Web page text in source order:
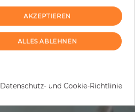
AKZEPTIEREN
ALLES ABLEHNEN
Datenschutz- und Cookie-Richtlinie